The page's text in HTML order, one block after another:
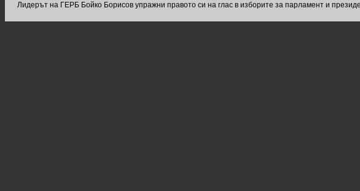
Лидерът на ГЕРБ Бойко Борисов упражни правото си на глас в изборите за парламент и